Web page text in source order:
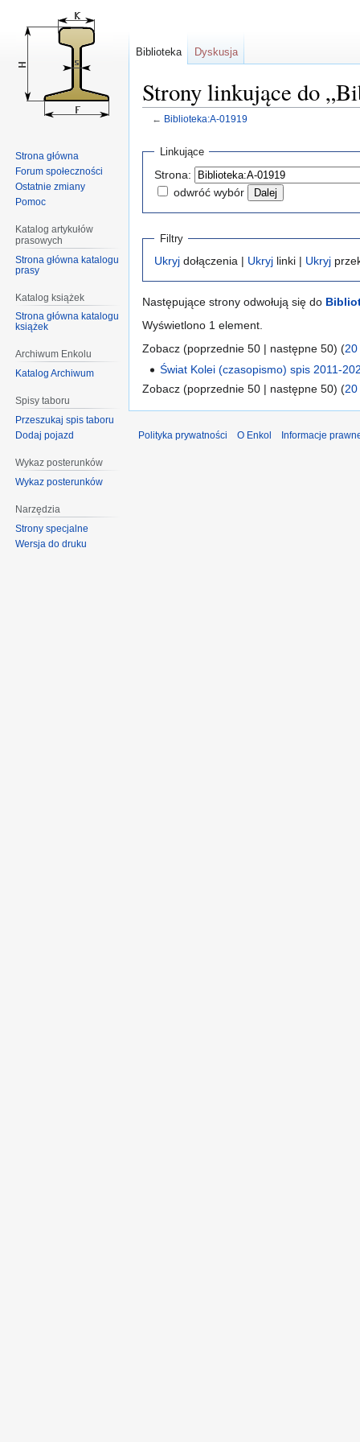
Strony linkujące do
← Biblioteka:A-01919
Przejdź
nawigacji
Przejdź
wyszukiwania
Linkujące
Strona:
odwróć wybór
Filtry
Ukryj dołączenia | Ukryj linki | Ukryj
Następujące strony odwołują się do
Wyświetlono 1 element.
Zobacz (poprzednie 50 | następne 50) (20
Świat Kolei (czasopismo) spis 2011-
Zobacz (poprzednie 50 | następne 50) (20
Biblioteka Dyskusja
Strona główna
Forum społeczności
Ostatnie zmiany
Pomoc
Katalog artykułów
prasowych
Strona główna katalogu
prasy
Katalog książek
Strona główna katalogu
książek
Archiwum Enkolu
Katalog Archiwum
Spisy taboru
Przeszukaj spis taboru
Dodaj pojazd
Wykaz posterunków
Wykaz posterunków
Narzędzia
Strony specjalne
Wersja do druku
Polityka prywatności O Enkol Informacje